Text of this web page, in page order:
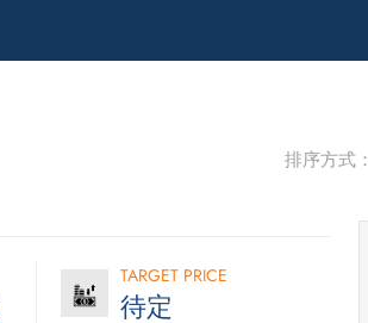
排序方式：
TARGET PRICE
待定